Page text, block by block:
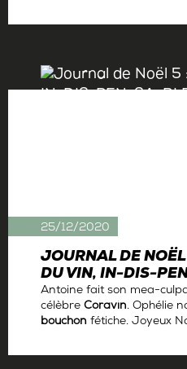
JOURNAL DE
DU VIN, IN-DIS-
Antoine fait son mea-
célèbre Coravin. Ophélie
bouchon fétiche. Joyeux
25/12/2020